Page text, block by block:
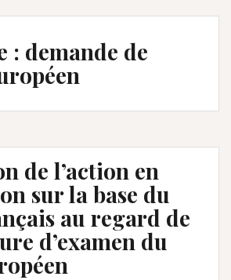
: demande de
de l’action en
sur la base du
au regard de
d’examen du